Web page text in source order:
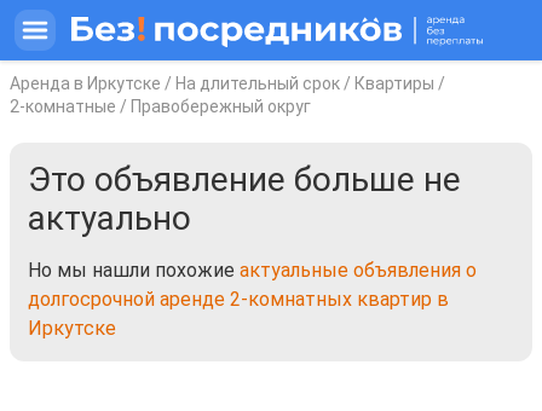
Аренда в Иркутске / На длительный срок / Квартиры /
2-комнатные / Правобережный округ
Это объявление больше не
актуально
Но мы нашли похожие актуальные объявления о
долгосрочной аренде 2-комнатных квартир в
Иркутске